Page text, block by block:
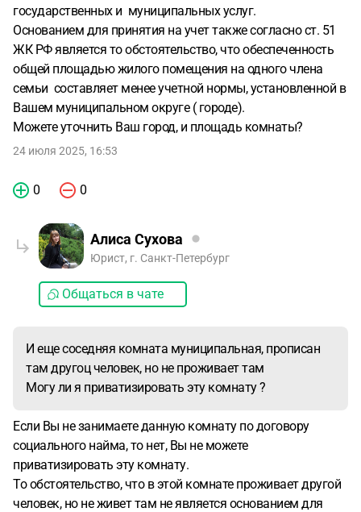
государственных и муниципальных услуг.
Основанием для принятия на учет также согласно ст. 51
ЖК РФ является то обстоятельство, что обеспеченность
общей площадью жилого помещения на одного члена
семьи составляет менее учетной нормы, установленной в
Вашем муниципальном округе ( городе).
Можете уточнить Ваш город, и площадь комнаты?
24 июля 2025, 16:53
0 0
Алиса Сухова
Юрист, г. Санкт-Петербург
Общаться в чате
И еще соседняя комната муниципальная, прописан
там другоц человек, но не проживает там
Могу ли я приватизировать эту комнату ?
Если Вы не занимаете данную комнату по договору
социального найма, то нет, Вы не можете
приватизировать эту комнату.
То обстоятельство, что в этой комнате проживает другой
человек, но не живет там не является основанием для